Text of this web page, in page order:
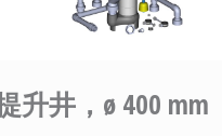
升井，ø 400 mm